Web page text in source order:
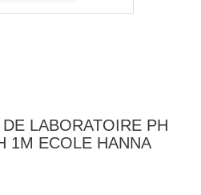
LABORATOIRE PH
1M ECOLE HANNA